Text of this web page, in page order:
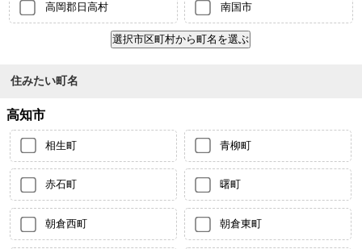
高岡郡日高村 南国市
住みたい町名
高知市
相生町 青柳町
赤石町 曙町
朝倉西町 朝倉東町